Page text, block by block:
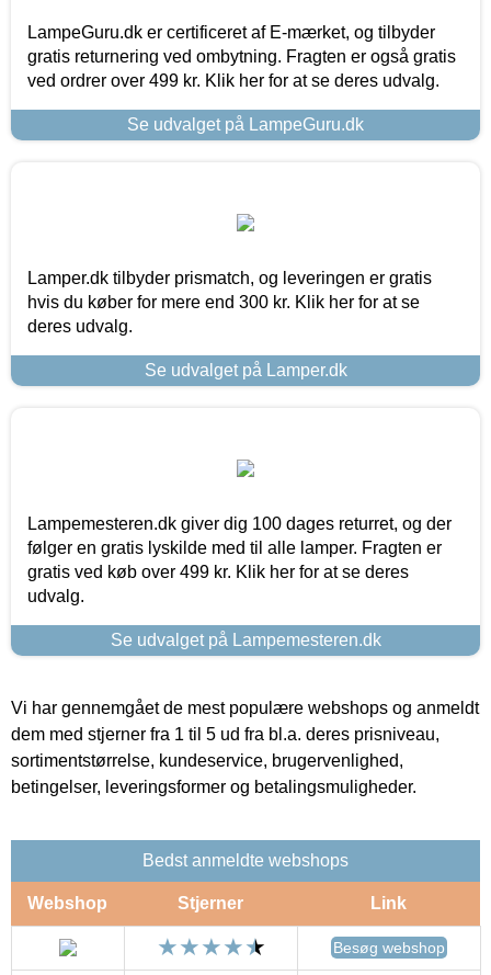
LampeGuru.dk er certificeret af E-mærket, og tilbyder
gratis returnering ved ombytning. Fragten er også gratis
ved ordrer over 499 kr. Klik her for at se deres udvalg.
Se udvalget på LampeGuru.dk
Lamper.dk tilbyder prismatch, og leveringen er gratis
hvis du køber for mere end 300 kr. Klik her for at se
deres udvalg.
Se udvalget på Lamper.dk
Lampemesteren.dk giver dig 100 dages returret, og der
følger en gratis lyskilde med til alle lamper. Fragten er
gratis ved køb over 499 kr. Klik her for at se deres
udvalg.
Se udvalget på Lampemesteren.dk
Vi har gennemgået de mest populære webshops og anmeldt
dem med stjerner fra 1 til 5 ud fra bl.a. deres prisniveau,
sortimentstørrelse, kundeservice, brugervenlighed,
betingelser, leveringsformer og betalingsmuligheder.
Bedst anmeldte webshops
Webshop Stjerner Link
Besøg webshop